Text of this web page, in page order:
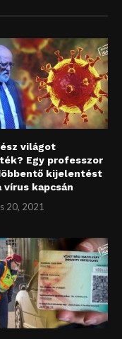
világot
Egy professzor
kijelentést
kapcsán
20, 2021